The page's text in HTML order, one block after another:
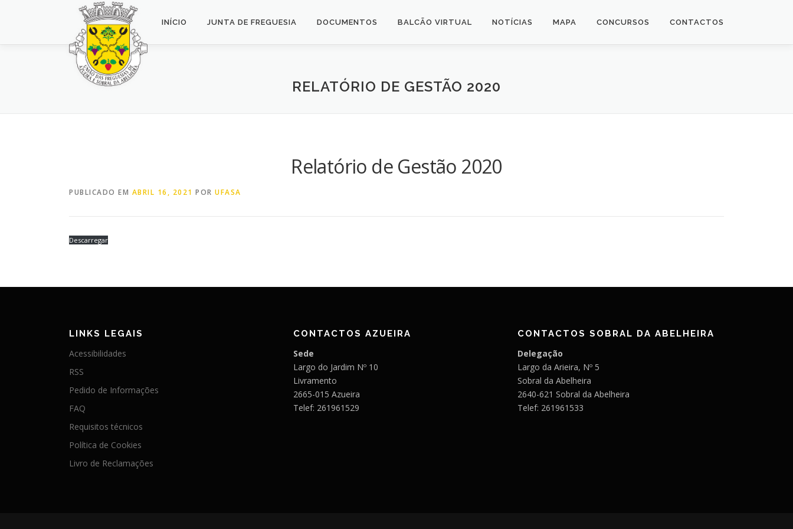
INÍCIO JUNTA DE FREGUESIA DOCUMENTOS BALCÃO VIRTUAL NOTÍCIAS MAPA CONCURSOS CONTACTOS
RELATÓRIO DE GESTÃO 2020
Relatório de Gestão 2020
PUBLICADO EM ABRIL 16, 2021 POR UFASA
Descarregar
LINKS LEGAIS
Acessibilidades
RSS
Pedido de Informações
FAQ
Requisitos técnicos
Política de Cookies
Livro de Reclamações
CONTACTOS AZUEIRA
Sede
Largo do Jardim Nº 10
Livramento
2665-015 Azueira
Telef: 261961529
CONTACTOS SOBRAL DA ABELHEIRA
Delegação
Largo da Arieira, Nº 5
Sobral da Abelheira
2640-621 Sobral da Abelheira
Telef: 261961533